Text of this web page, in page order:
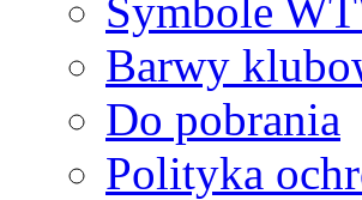
Symbole
Barwy
Do pobrania
Polityka